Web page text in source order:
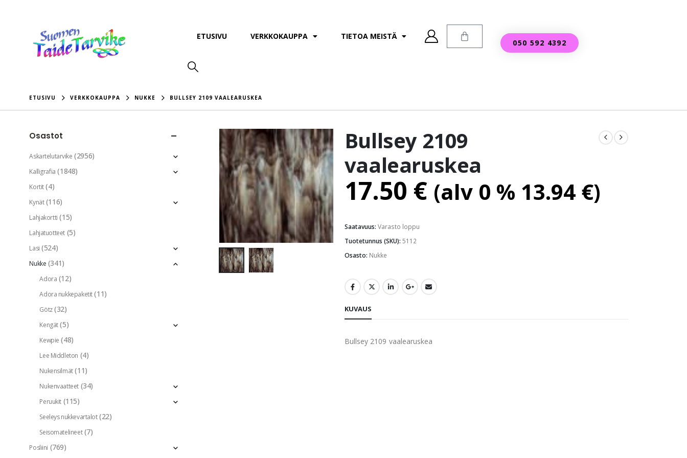
ETUSIVU VERKKOKAUPPA TIETOA MEISTÄ
050 592 4392
ETUSIVU VERKKOKAUPPA NUKKE BULLSEY 2109 VAALEARUSKEA
Bullsey 2109
vaalearuskea
17.50 € (alv 0 % 13.94 €)
Saatavuus: Varasto loppu
Tuotetunnus (SKU): 5112
Osasto: Nukke
KUVAUS
Bullsey 2109 vaalearuskea
Osastot
Askartelutarvike (2956)
Kalligrafia (1848)
Kortit (4)
Kynät (116)
Lahjakortti (15)
Lahjatuotteet (5)
Lasi (524)
Nukke (341)
Adora (12)
Adora nukkepaketit (11)
Götz (32)
Kengät (5)
Kewpie (48)
Lee Middleton (4)
Nukensilmät (11)
Nukenvaatteet (34)
Peruukit (115)
Seeleys nukkevartalot (22)
Seisomatelineet (7)
Posliini (769)